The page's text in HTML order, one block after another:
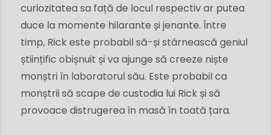
curiozitatea sa față de locul respectiv ar putea
duce la momente hilarante și jenante. Între
timp, Rick este probabil să-și stârnească geniul
științific obișnuit și va ajunge să creeze niște
monștri în laboratorul său. Este probabil ca
monștrii să scape de custodia lui Rick și să
provoace distrugerea în masă în toată țara.